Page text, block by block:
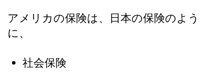
アメリカの保険は、日本の保険のよう
に、
社会保険